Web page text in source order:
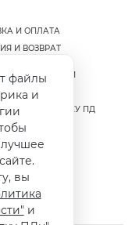
И ОПЛАТА
И ВОЗВРАТ
ОФЕРТА
НА ОБРАБОТКУ ПД
файлы
и
вы
и